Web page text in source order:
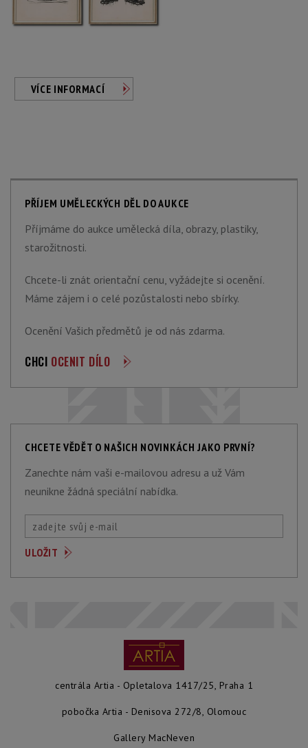
VÍCE INFORMACÍ
PŘÍJEM UMĚLECKÝCH DĚL DO AUKCE
Příjmáme do aukce umělecká díla, obrazy, plastiky,
starožitnosti.
Chcete-li znát orientační cenu, vyžádejte si ocenění.
Máme zájem i o celé pozůstalosti nebo sbírky.
Ocenění Vašich předmětů je od nás zdarma.
CHCI OCENIT DÍLO
CHCETE VĚDĚT O NAŠICH NOVINKÁCH JAKO PRVNÍ?
Zanechte nám vaši e-mailovou adresu a už Vám
neunikne žádná speciální nabídka.
centrála Artia - Opletalova 1417/25, Praha 1
pobočka Artia - Denisova 272/8, Olomouc
Gallery MacNeven